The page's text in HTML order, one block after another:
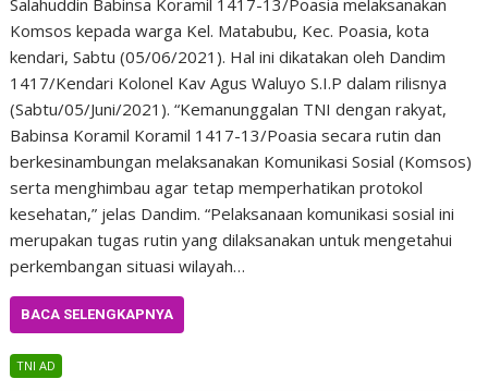
Komsos kepada warga Kel. Matabubu, Kec. Poasia, kota
kendari, Sabtu (05/06/2021). Hal ini dikatakan oleh Dandim
1417/Kendari Kolonel Kav Agus Waluyo S.I.P dalam rilisnya
(Sabtu/05/Juni/2021). “Kemanunggalan TNI dengan rakyat,
Babinsa Koramil Koramil 1417-13/Poasia secara rutin dan
berkesinambungan melaksanakan Komunikasi Sosial (Komsos)
serta menghimbau agar tetap memperhatikan protokol
kesehatan,” jelas Dandim. “Pelaksanaan komunikasi sosial ini
merupakan tugas rutin yang dilaksanakan untuk mengetahui
perkembangan situasi wilayah…
BACA SELENGKAPNYA
TNI AD